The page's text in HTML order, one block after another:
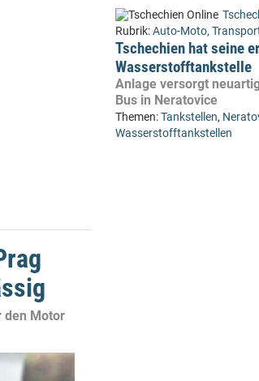
den Motor
Rubrik:Auto-Moto,
Tschechien hat seine
Wasserstofftankstelle
Anlage versorgt
Bus in Neratovice
Themen:Tankstellen,
Wasserstofftankstellen